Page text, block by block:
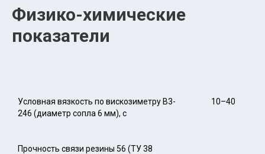
Физико-химические
показатели
Условная вязкость по вискозиметру В3-
246 (диаметр сопла 6 мм), с
10–40
Прочность связи резины 56 (ТУ 38